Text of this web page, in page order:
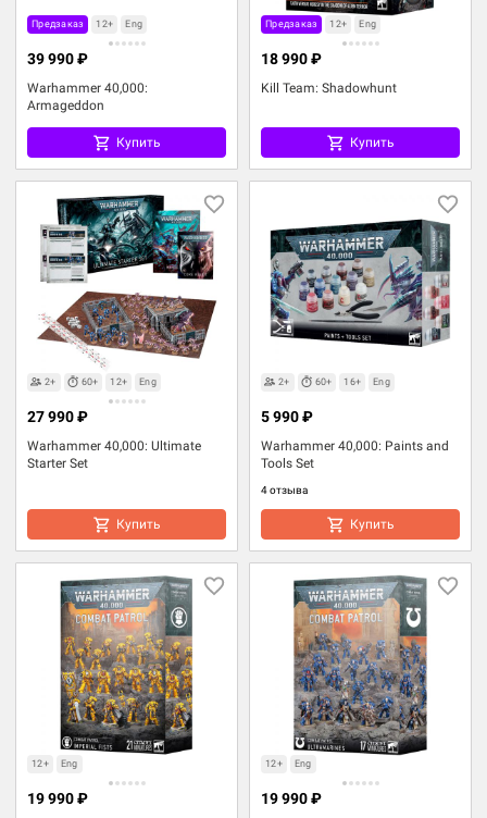
Предзаказ 12+ Eng
Warhammer 40,000:
Armageddon
39 990 ₽
Купить
Предзаказ 12+ Eng
Kill Team: Shadowhunt
18 990 ₽
Купить
2+ 60+ 12+ Eng
Warhammer 40,000: Ultimate
Starter Set
27 990 ₽
Купить
2+ 60+ 16+ Eng
Warhammer 40,000: Paints and
Tools Set
4 отзыва
5 990 ₽
Купить
12+ Eng
19 990 ₽
12+ Eng
19 990 ₽